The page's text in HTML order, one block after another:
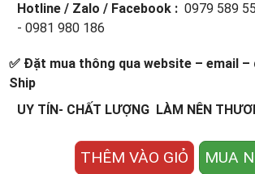
Hotline / Zalo / Facebook : 0979 589
- 0981 980 186
✅ Đặt mua thông qua website – email –
Ship
UY TÍN- CHẤT LƯỢNG LÀM NÊN
THÊM VÀO GIỎ MUA